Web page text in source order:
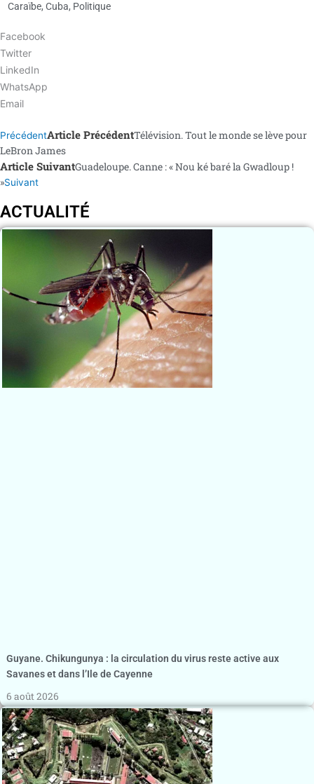
Caraïbe, Cuba, Politique
Facebook
Twitter
LinkedIn
WhatsApp
Email
PrécédentArticle PrécédentTélévision. Tout le monde se lève pour
LeBron James
Article SuivantGuadeloupe. Canne : « Nou ké baré la Gwadloup !
»Suivant
ACTUALITÉ
Guyane. Chikungunya : la circulation du virus reste active aux
Savanes et dans l’Ile de Cayenne
6 août 2026